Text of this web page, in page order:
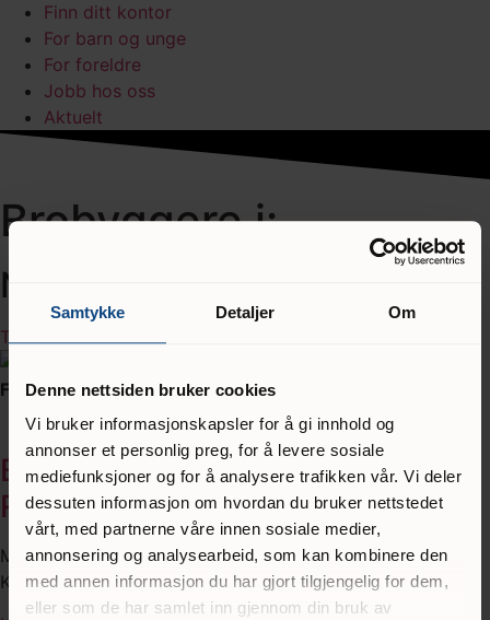
Samtykke Detaljer Om
Denne nettsiden bruker cookies
Vi bruker informasjonskapsler for å gi innhold og
annonser et personlig preg, for å levere sosiale
mediefunksjoner og for å analysere trafikken vår. Vi deler
dessuten informasjon om hvordan du bruker nettstedet
vårt, med partnerne våre innen sosiale medier,
annonsering og analysearbeid, som kan kombinere den
med annen informasjon du har gjort tilgjengelig for dem,
eller som de har samlet inn gjennom din bruk av
Finn ditt kontor
For barn og unge
For foreldre
Jobb hos oss
Aktuelt
Brobyggere i:
Nord-vest
Tilbake til kartet
Filter:
Brobyggerpar fra Møre og
Romsdal
Mor: Kvinne 30-årene, opprinnelig fra Uganda Fostermor:
Kvinne 50-årene